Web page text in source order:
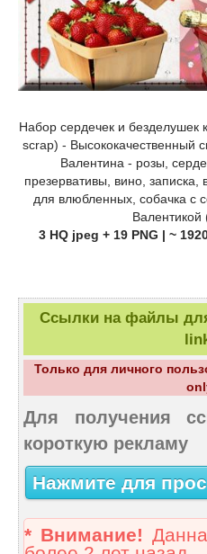
Набор сердечек и безделушек
scrap) - Высококачественный
Валентина - розы,
презервативы, вино,
для влюбленных, собачка с
Валентикой
3 HQ jpeg + 19 PNG | ~
Ссылки на файлы для
Только для личного
Для получения
короткую рекламу
Нажмите для
* Внимание!